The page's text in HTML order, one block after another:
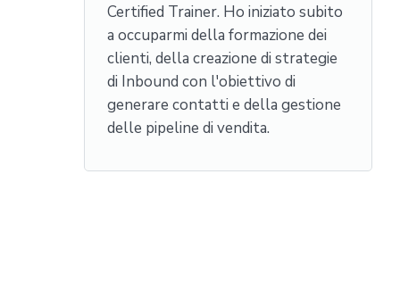
Certified Trainer. Ho iniziato subito
a occuparmi della formazione dei
clienti, della creazione di strategie
di Inbound con l'obiettivo di
generare contatti e della gestione
delle pipeline di vendita.